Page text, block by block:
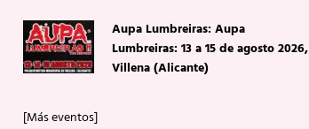
Aupa Lumbreiras: Aupa
Lumbreiras: 13 a 15 de agosto 2026,
Villena (Alicante)
[Más eventos]